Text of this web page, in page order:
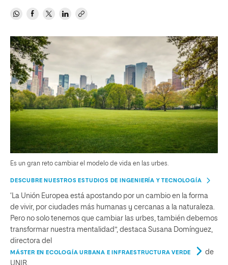
Es un gran reto cambiar el modelo de vida en las urbes.
DESCUBRE NUESTROS ESTUDIOS DE INGENIERÍA Y TECNOLOGÍA
‘La Unión Europea está apostando por un cambio en la forma
de vivir, por ciudades más humanas y cercanas a la naturaleza.
Pero no solo tenemos que cambiar las urbes, también debemos
transformar nuestra mentalidad”, destaca Susana Domínguez,
directora del
MÁSTER EN ECOLOGÍA URBANA E INFRAESTRUCTURA VERDE
de